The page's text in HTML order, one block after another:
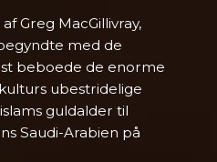
Greg MacGillivray,
med de
beboede de enorme
ubestridelige
guldalder til
Saudi-Arabien på